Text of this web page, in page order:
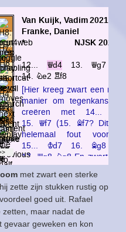
met zwart een sterke
, hij zette zijn stukken rustig op
goed uit. Rafael
maar nadat de
gevaar geweken en kon